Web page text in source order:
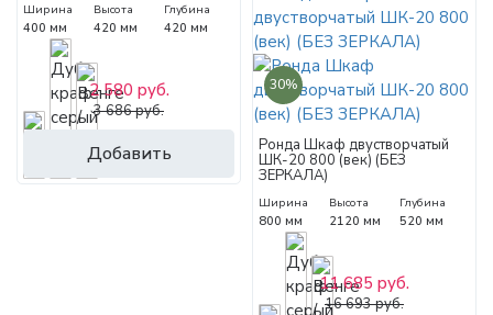
Ширина
400 мм
Высота
420 мм
Глубина
420 мм
Добавить
2 580 руб.
3 686 руб.
30%
Ронда Шкаф двустворчатый
ШК-20 800 (век) (БЕЗ
ЗЕРКАЛА)
Ширина
800 мм
Высота
2120 мм
Глубина
520 мм
11 685 руб.
16 693 руб.